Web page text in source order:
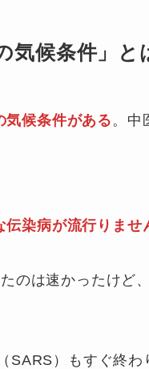
候条件」と
気候条件がある。中
染病が流行りませ
のは速かったけど
SARS）もすぐ終